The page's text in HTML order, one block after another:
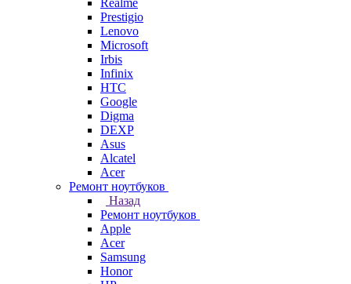
Realme
Prestigio
Lenovo
Microsoft
Irbis
Infinix
HTC
Google
Digma
DEXP
Asus
Alcatel
Acer
Ремонт ноутбуков
Назад
Ремонт ноутбуков
Apple
Acer
Samsung
Honor